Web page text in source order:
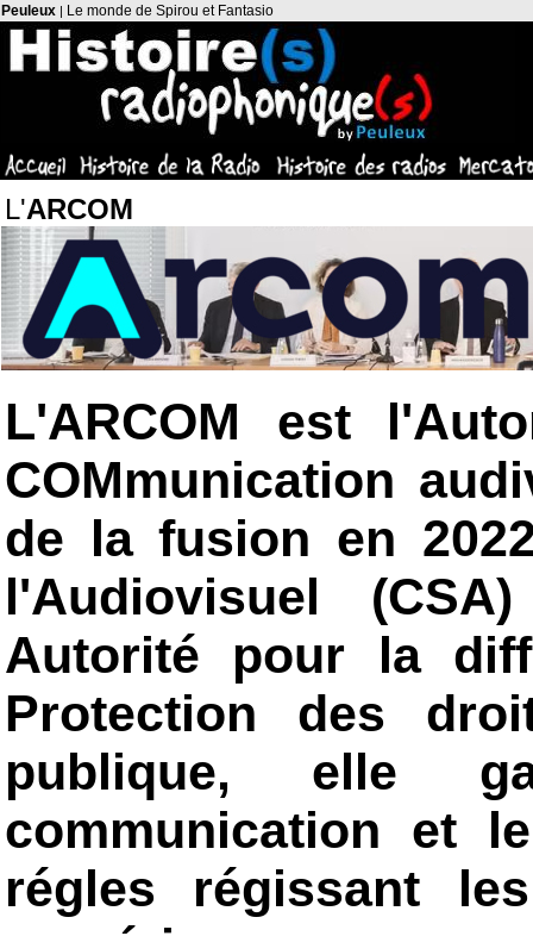
Peuleux | Le monde de Spirou et Fantasio
L'ARCOM
L'ARCOM est
COMmunication
de la fusion en
l'Audiovisuel
Autorité pour la
Protection des
publique, elle
communication et
régles régissant